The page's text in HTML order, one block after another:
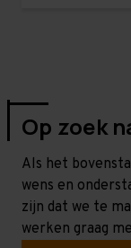
Op zoek
Als het
wens en
zijn dat we te
werken graag